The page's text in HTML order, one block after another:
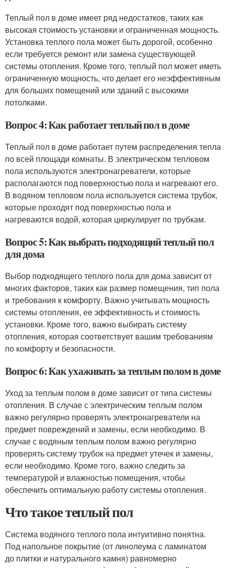
Теплый пол в доме имеет ряд недостатков, таких как
высокая стоимость установки и ограниченная мощность.
Установка теплого пола может быть дорогой, особенно
если требуется ремонт или замена существующей
системы отопления. Кроме того, теплый пол может иметь
ограниченную мощность, что делает его неэффективным
для больших помещений или зданий с высокими
потолками.
Вопрос 4: Как работает теплый пол в доме
Теплый пол в доме работает путем распределения тепла
по всей площади комнаты. В электрическом тепловом
пола используются электронагреватели, которые
располагаются под поверхностью пола и нагревают его.
В водяном тепловом пола используется система трубок,
которые проходят под поверхностью пола и
нагреваются водой, которая циркулирует по трубкам.
Вопрос 5: Как выбрать подходящий теплый пол
для дома
Выбор подходящего теплого пола для дома зависит от
многих факторов, таких как размер помещения, тип пола
и требования к комфорту. Важно учитывать мощность
системы отопления, ее эффективность и стоимость
установки. Кроме того, важно выбирать систему
отопления, которая соответствует вашим требованиям
по комфорту и безопасности.
Вопрос 6: Как ухаживать за теплым полом в доме
Уход за теплым полом в доме зависит от типа системы
отопления. В случае с электрическим теплым полом
важно регулярно проверять электронагреватели на
предмет повреждений и замены, если необходимо. В
случае с водяным теплым полом важно регулярно
проверять систему трубок на предмет утечек и замены,
если необходимо. Кроме того, важно следить за
температурой и влажностью помещения, чтобы
обеспечить оптимальную работу системы отопления.
Что такое теплый пол
Система водяного теплого пола интуитивно понятна.
Под напольное покрытие (от линолеума с ламинатом
до плитки и натурального камня) равномерно